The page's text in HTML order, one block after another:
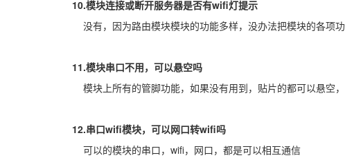
10.模块连接或断开服务器是否有wifi灯提示
没有，因为路由模块模块的功能多样，没办法把模块的各项
11.模块串口不用，可以悬空吗
模块上所有的管脚功能，如果没有用到，贴片的都可以悬空
12.串口wifi模块，可以网口转wifi吗
可以的模块的串口，wifi，网口，都是可以相互通信